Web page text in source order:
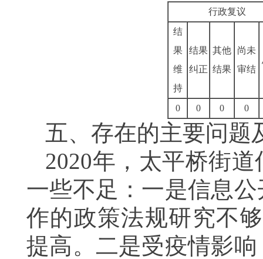
行政复议
结
果
维
持
结果
纠正
其他
结果
尚未
审结
0 0 0 0
五、存在的主要问题
2020年，太平桥街
一些不足：一是信息
作的政策法规研究不够
提高。二是受疫情影